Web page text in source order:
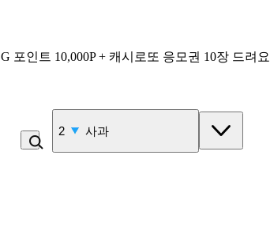
G 포인트 10,000P + 캐시로또 응모권 10장 드려요
3 비_플레인 쿽